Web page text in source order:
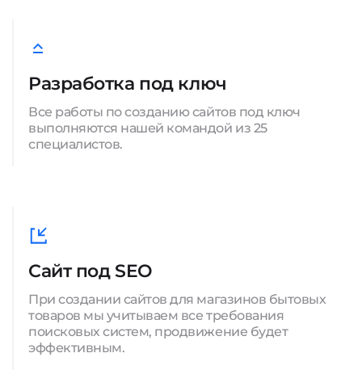
Разработка под ключ
Все работы по созданию сайтов под ключ
выполняются нашей командой из 25
специалистов.
Сайт под SEO
При создании сайтов для магазинов бытовых
товаров мы учитываем все требования
поисковых систем, продвижение будет
эффективным.